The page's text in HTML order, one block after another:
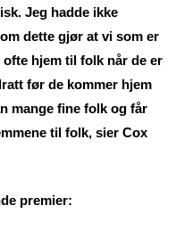
Jeg hadde ikke
dette gjør at vi som er
hjem til folk når de er
før de kommer hjem
mange fine folk og får
til folk, sier Cox
premier: